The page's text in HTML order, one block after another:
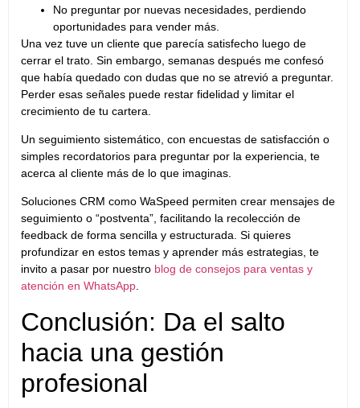
No preguntar por nuevas necesidades, perdiendo
oportunidades para vender más.
Una vez tuve un cliente que parecía satisfecho luego de
cerrar el trato. Sin embargo, semanas después me confesó
que había quedado con dudas que no se atrevió a preguntar.
Perder esas señales puede restar fidelidad y limitar el
crecimiento de tu cartera.
Un seguimiento sistemático, con encuestas de satisfacción o
simples recordatorios para preguntar por la experiencia, te
acerca al cliente más de lo que imaginas.
Soluciones CRM como WaSpeed permiten crear mensajes de
seguimiento o “postventa”, facilitando la recolección de
feedback de forma sencilla y estructurada. Si quieres
profundizar en estos temas y aprender más estrategias, te
invito a pasar por nuestro blog de consejos para ventas y
atención en WhatsApp.
Conclusión: Da el salto
hacia una gestión
profesional